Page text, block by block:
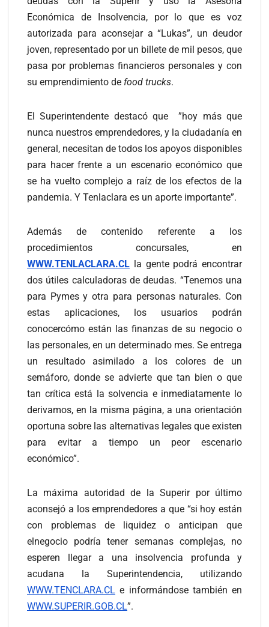
Económica de Insolvencia, por lo que es voz
autorizada para aconsejar a “Lukas”, un deudor
joven, representado por un billete de mil pesos, que
pasa por problemas financieros personales y con
su emprendimiento de food trucks.
El Superintendente destacó que ”hoy más que
nunca nuestros emprendedores, y la ciudadanía en
general, necesitan de todos los apoyos disponibles
para hacer frente a un escenario económico que
se ha vuelto complejo a raíz de los efectos de la
pandemia. Y Tenlaclara es un aporte importante”.
Además de contenido referente a los
procedimientos concursales, en
WWW.TENLACLARA.CL la gente podrá encontrar
dos útiles calculadoras de deudas. “Tenemos una
para Pymes y otra para personas naturales. Con
estas aplicaciones, los usuarios podrán
conocercómo están las finanzas de su negocio o
las personales, en un determinado mes. Se entrega
un resultado asimilado a los colores de un
semáforo, donde se advierte que tan bien o que
tan crítica está la solvencia e inmediatamente lo
derivamos, en la misma página, a una orientación
oportuna sobre las alternativas legales que existen
para evitar a tiempo un peor escenario
económico”.
La máxima autoridad de la Superir por último
aconsejó a los emprendedores a que “si hoy están
con problemas de liquidez o anticipan que
elnegocio podría tener semanas complejas, no
esperen llegar a una insolvencia profunda y
acudana la Superintendencia, utilizando
WWW.TENCLARA.CL e informándose también en
WWW.SUPERIR.GOB.CL”.